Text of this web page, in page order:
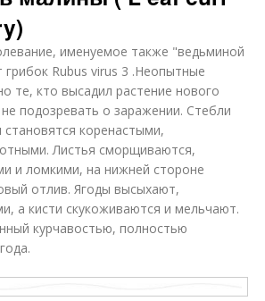
именуемое также "ведьминой
Rubus virus 3 .Неопытные
те, кто высадил растение нового
подозревать о заражении. Стебли
коренастыми,
Листья сморщиваются,
и ломкими, на нижней стороне
отлив. Ягоды высыхают,
а кисти скукоживаются и мельчают.
курчавостью, полностью